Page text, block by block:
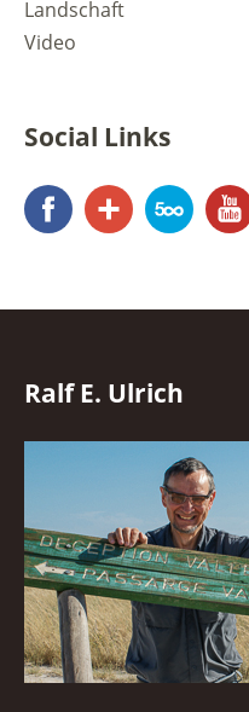
Landschaft
Video
Social Links
FacebookGoogle+500px
Ralf E. Ulrich